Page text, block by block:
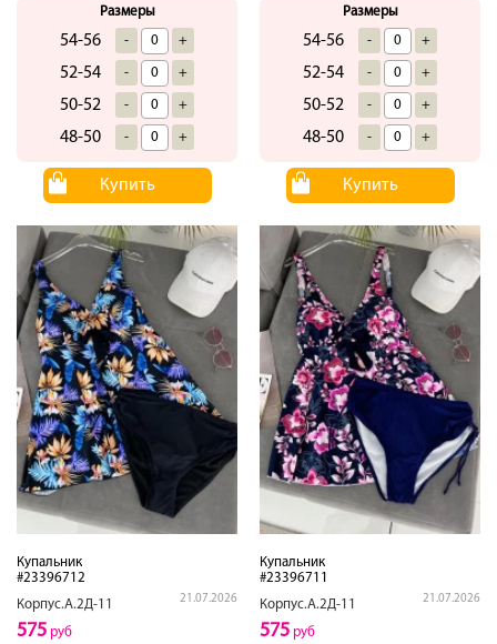
Размеры
54-56 - +
52-54 - +
50-52 - +
48-50 - +
Купить
Размеры
54-56 - +
52-54 - +
50-52 - +
48-50 - +
Купить
Купальник
#23396712
Корпус.А.2Д-11
21.07.2026
575 руб
Купальник
#23396711
Корпус.А.2Д-11
21.07.2026
575 руб